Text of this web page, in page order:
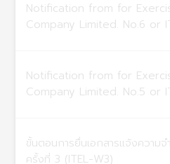
Notification from for
Company Limited. No.6 or
Notification from for
Company Limited. No.5 or
ขั้นตอนการยื่นเอกสารแจ้งความ
ครั้งที่ 3 (ITEL-W3)